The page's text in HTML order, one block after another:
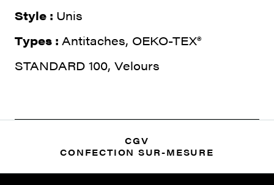
Style : Unis
Types : Antitaches, OEKO-TEX®
STANDARD 100, Velours
CGV
CONFECTION SUR-MESURE